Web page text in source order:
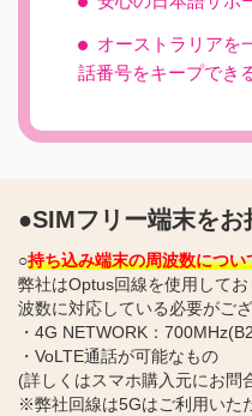
オーストラリアを
話番号をキープでき
●SIMフリー端末を
○持ち込み端末の周波数につい
弊社はOptus回線を使用して
波数に対応している必要がござ
・4G NETWORK：
・VoLTE通話が可能なもの
(詳しくはスマホ購入元にお問
※弊社回線は5Gはご利用いた